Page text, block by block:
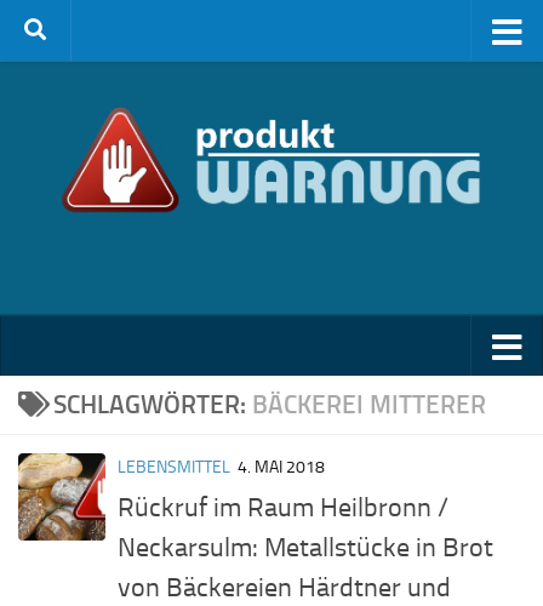
Zum Inhalt springen
SCHLAGWÖRTER: BÄCKEREI MITTERER
LEBENSMITTEL 4. MAI 2018
Rückruf im Raum Heilbronn /
Neckarsulm: Metallstücke in Brot
von Bäckereien Härdtner und